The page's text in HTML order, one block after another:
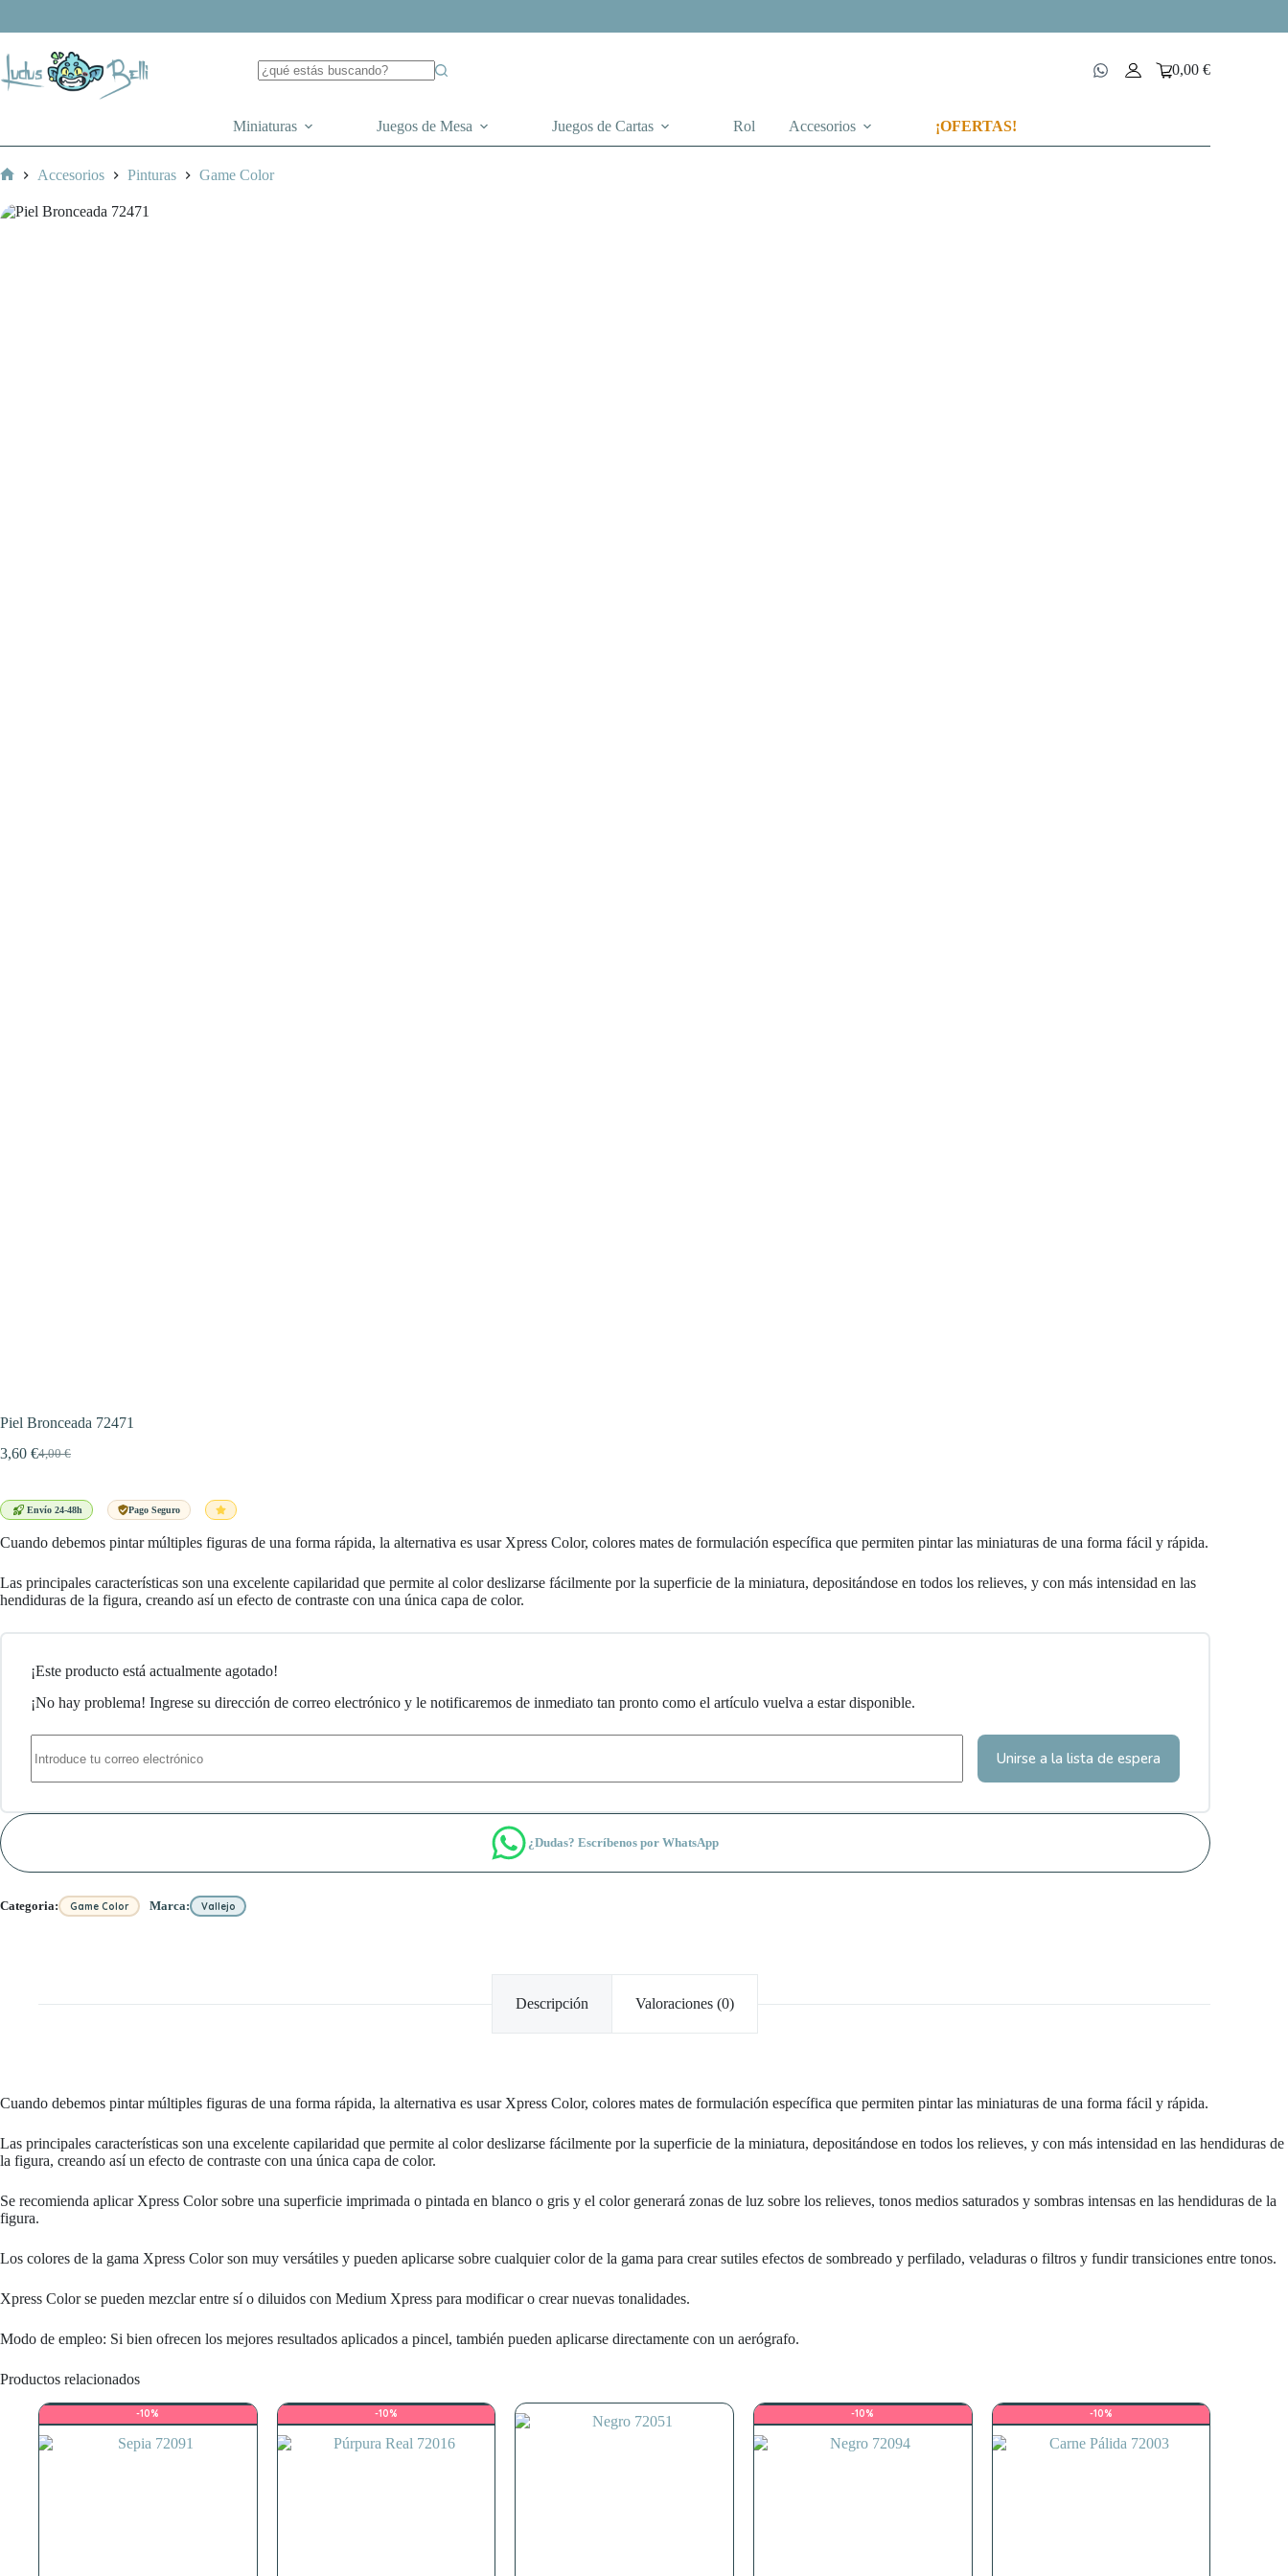
Carro
0,00€
Miniaturas Juegos de Mesa Juegos de Cartas Rol Accesorios ¡OFERTAS!
Accesorios Pinturas Game Color
Piel Bronceada 72471
4,00€
El
era:
3,60 €El
es:
Envío 24-48h Pago Seguro
Cuando debemos pintar múltiples figuras de una forma rápida, la alternativa es usar Xpress Color, colores mates de formulación específica que permiten pintar las miniaturas de una forma fácil y rápida.
Las principales características son una excelente capilaridad que permite al color deslizarse fácilmente por la superficie de la miniatura, depositándose en todos los relieves, y con más intensidad en las
hendiduras de la figura, creando así un efecto de contraste con una única capa de color.
¡Este producto está actualmente agotado!
¡No hay problema! Ingrese su dirección de correo electrónico y le notificaremos de inmediato tan pronto como el artículo vuelva a estar disponible.
Unirse a la lista de espera
¿Dudas? Escríbenos por WhatsApp
Categoria: Game Color Marca: Vallejo
Descripción Valoraciones (0)
Cuando debemos pintar múltiples figuras de una forma rápida, la alternativa es usar Xpress Color, colores mates de formulación específica que permiten pintar las miniaturas de una forma fácil y rápida.
Las principales características son una excelente capilaridad que permite al color deslizarse fácilmente por la superficie de la miniatura, depositándose en todos los relieves, y con más intensidad en las hendiduras de
la figura, creando así un efecto de contraste con una única capa de color.
Se recomienda aplicar Xpress Color sobre una superficie imprimada o pintada en blanco o gris y el color generará zonas de luz sobre los relieves, tonos medios saturados y sombras intensas en las hendiduras de la
figura.
Los colores de la gama Xpress Color son muy versátiles y pueden aplicarse sobre cualquier color de la gama para crear sutiles efectos de sombreado y perfilado, veladuras o filtros y fundir transiciones entre tonos.
Xpress Color se pueden mezclar entre sí o diluidos con Medium Xpress para modificar o crear nuevas tonalidades.
Modo de empleo: Si bien ofrecen los mejores resultados aplicados a pincel, también pueden aplicarse directamente con un aerógrafo.
Productos relacionados
-10% -10% -10% -10%